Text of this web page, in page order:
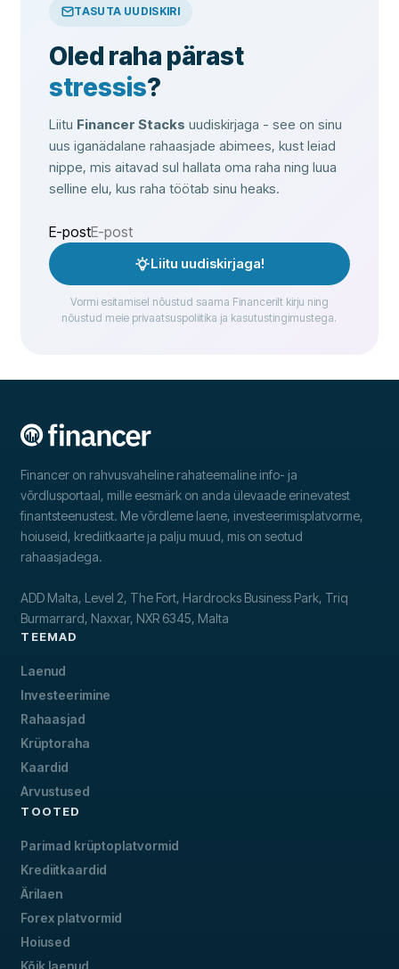
TASUTA UUDISKIRI
Oled raha pärast
stressis?
Liitu Financer Stacks uudiskirjaga - see on sinu
uus iganädalane rahaasjade abimees, kust leiad
nippe, mis aitavad sul hallata oma raha ning luua
selline elu, kus raha töötab sinu heaks.
E-post
Liitu uudiskirjaga!
Vormi esitamisel nõustud saama Financerilt kirju ning
nõustud meie privaatsuspoliitika ja kasutustingimustega.
Financer on rahvusvaheline rahateemaline info- ja
võrdlusportaal, mille eesmärk on anda ülevaade erinevatest
finantsteenustest. Me võrdleme laene, investeerimisplatvorme,
hoiuseid, krediitkaarte ja palju muud, mis on seotud
rahaasjadega.
ADD Malta, Level 2, The Fort, Hardrocks Business Park, Triq
Burmarrard, Naxxar, NXR 6345, Malta
TEEMAD
Laenud
Investeerimine
Rahaasjad
Krüptoraha
Kaardid
Arvustused
TOOTED
Parimad krüptoplatvormid
Krediitkaardid
Ärilaen
Forex platvormid
Hoiused
Kõik laenud